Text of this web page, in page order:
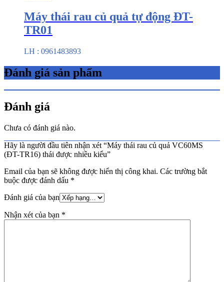
Máy thái rau củ quả tự động ĐT-
TR01
LH : 0961483893
Đánh giá sản phẩm
Đánh giá
Chưa có đánh giá nào.
Hãy là người đầu tiên nhận xét “Máy thái rau củ quả VC60MS
(ĐT-TR16) thái được nhiều kiểu”
Email của bạn sẽ không được hiển thị công khai. Các trường bắt
buộc được đánh dấu *
Đánh giá của bạn
Nhận xét của bạn *